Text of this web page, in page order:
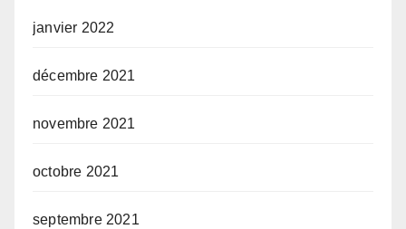
janvier 2022
décembre 2021
novembre 2021
octobre 2021
septembre 2021